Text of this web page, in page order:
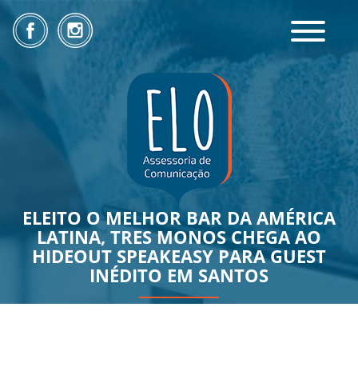
Toggle
ELEITO O MELHOR BAR DA AMÉRICA
LATINA, TRES MONOS CHEGA AO
HIDEOUT SPEAKEASY PARA GUEST
INÉDITO EM SANTOS